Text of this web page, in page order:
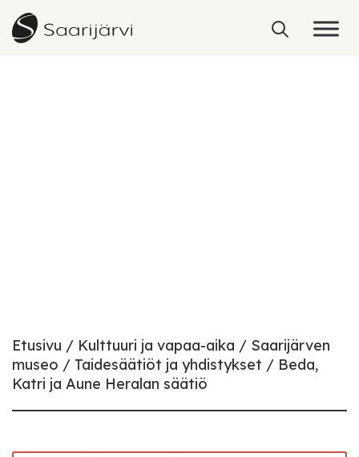
Skip to content
Etusivu Kulttuuri ja vapaa-aika
Saarijärven
museo
Taidesäätiöt ja yhdistykset
Beda,
Katri ja Aune Heralan säätiö